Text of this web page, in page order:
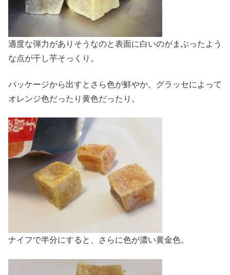
適度な弾力がありそうなのと表面に白いのがまぶったよう
な点が干し芋そっくり。
パッケージから出すとさら色が鮮やか。グラッセによって
オレンジ色だったり黄色だったり。
ナイフで半分にすると、さらに色が濃い黄金色。